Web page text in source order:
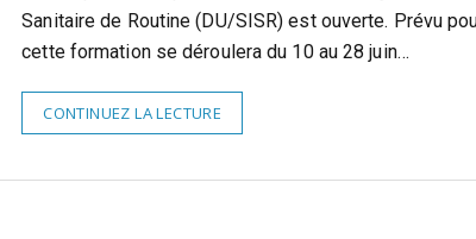
Sanitaire de Routine (DU/SISR) est ouverte. Prévu
cette formation se déroulera du 10 au 28 juin…
CONTINUEZ LA LECTURE